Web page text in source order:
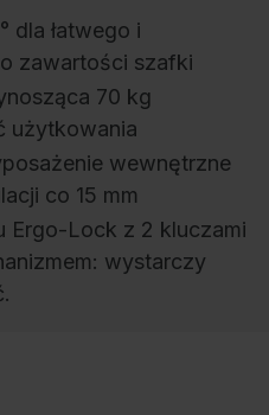
dla łatwego i
zawartości szafki
70 kg
użytkowania
wewnętrzne
co 15 mm
Ergo-Lock z 2 kluczami
wystarczy